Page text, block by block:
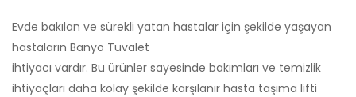
Evde bakılan ve sürekli yatan hastalar için şekilde yaşayan
hastaların Banyo Tuvalet
ihtiyacı vardır. Bu ürünler sayesinde bakımları ve temizlik
ihtiyaçları daha kolay şekilde karşılanır hasta taşıma lifti